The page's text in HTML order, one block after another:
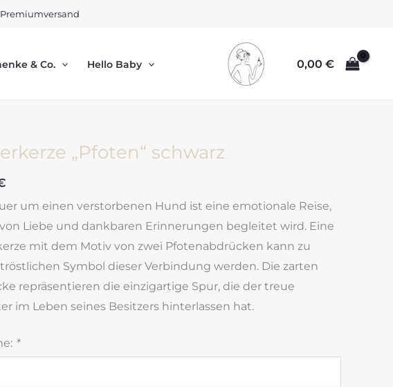
& Co. Hello Baby 0,00 €
„Pfoten“ schwarz
um einen verstorbenen Hund ist eine emotionale Reise,
Liebe und dankbaren Erinnerungen begleitet wird. Eine
mit dem Motiv von zwei Pfotenabdrücken kann zu
Symbol dieser Verbindung werden. Die zarten
repräsentieren die einzigartige Spur, die der treue
im Leben seines Besitzers hinterlassen hat.
*